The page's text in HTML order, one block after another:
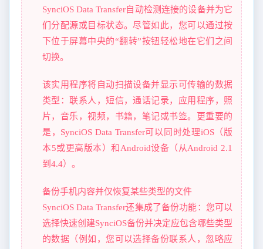
SynciOS Data Transfer自动检测连接的设备并为它
们分配源或目标状态。尽管如此，您可以通过按
下位于屏幕中央的“翻转”按钮轻松地在它们之间
切换。
该实用程序将自动扫描设备并显示可传输的数据
类型：联系人，短信，通话记录，应用程序，照
片，音乐，视频，书籍，笔记或书签。更重要的
是，SynciOS Data Transfer可以同时处理iOS（版
本5或更高版本）和Android设备（从Android 2.1
到4.4）。
备份手机内容并仅恢复某些类型的文件
SynciOS Data Transfer还集成了备份功能：您可以
选择快速创建SynciOS备份并决定应包含哪些类型
的数据（例如，您可以选择备份联系人，忽略应